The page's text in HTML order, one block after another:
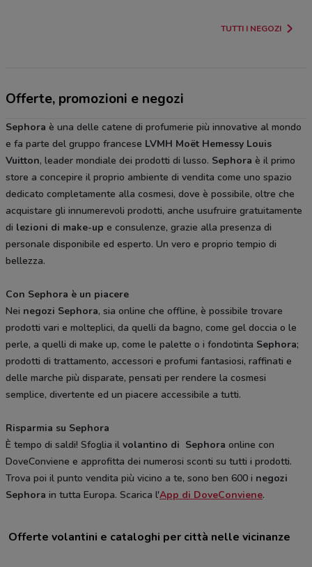
TUTTI I NEGOZI
Offerte, promozioni e negozi
Sephora è una delle catene di profumerie più innovative al mondo
e fa parte del gruppo francese LVMH Moët Hemessy Louis
Vuitton, leader mondiale dei prodotti di lusso. Sephora è il primo
store a concepire il proprio ambiente di vendita come uno spazio
dedicato completamente alla cosmesi, dove è possibile, oltre che
acquistare gli innumerevoli prodotti, anche usufruire gratuitamente
di lezioni di make-up e consulenze, grazie alla presenza di
personale disponibile ed esperto. Un vero e proprio tempio di
bellezza.
Con Sephora è un piacere
Nei negozi Sephora, sia online che offline, è possibile trovare
prodotti vari e molteplici, da quelli da bagno, come gel doccia o le
perle, a quelli di make up, come le palette o i fondotinta Sephora;
prodotti di trattamento, accessori e profumi fantasiosi, raffinati e
delle marche più disparate, pensati per rendere la cosmesi
semplice, divertente ed un piacere accessibile a tutti.
Risparmia su Sephora
È tempo di saldi! Sfoglia il volantino di Sephora online con
DoveConviene e approfitta dei numerosi sconti su tutti i prodotti.
Trova poi il punto vendita più vicino a te, sono ben 600 i negozi
Sephora in tutta Europa. Scarica l'App di DoveConviene.
Offerte volantini e cataloghi per città nelle vicinanze